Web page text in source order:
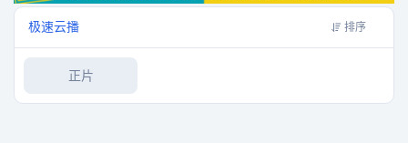
极速云播 排序
正片